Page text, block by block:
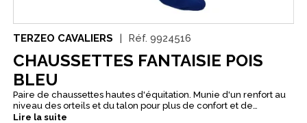
TERZEO CAVALIERS Réf. 9924516
CHAUSSETTES FANTAISIE POIS
BLEU
Paire de chaussettes hautes d'équitation. Munie d'un renfort au
niveau des orteils et du talon pour plus de confort et de
résistance. Motifs fantaisies. La bande élastique offre un
Lire la suite